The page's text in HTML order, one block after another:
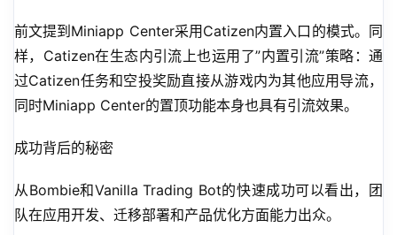
前文提到Miniapp Center采用Catizen内置入口的模式。同
样，Catizen在生态内引流上也运用了”内置引流”策略：通
过Catizen任务和空投奖励直接从游戏内为其他应用导流，
同时Miniapp Center的置顶功能本身也具有引流效果。
成功背后的秘密
从Bombie和Vanilla Trading Bot的快速成功可以看出，团
队在应用开发、迁移部署和产品优化方面能力出众。